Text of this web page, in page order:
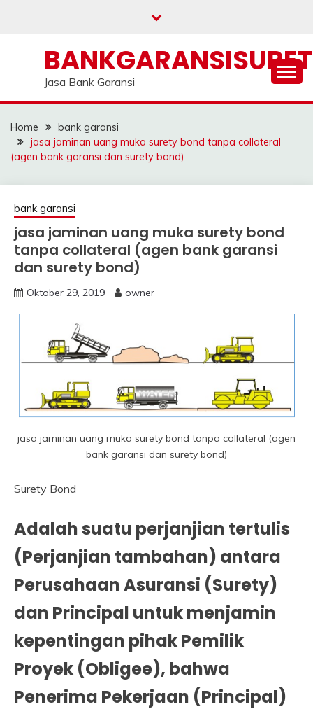
Jasa Bank Garansi
Home
bank garansi
jasa jaminan uang muka surety bond tanpa collateral
(agen bank garansi dan surety bond)
bank garansi
jasa jaminan uang muka surety bond
tanpa collateral (agen bank garansi
dan surety bond)
Oktober 29, 2019 owner
jasa jaminan uang muka surety bond tanpa collateral (agen
bank garansi dan surety bond)
Surety Bond
Adalah suatu perjanjian tertulis
(Perjanjian tambahan) antara
Perusahaan Asuransi (Surety)
dan Principal untuk menjamin
kepentingan pihak Pemilik
Proyek (Obligee), bahwa
Penerima Pekerjaan (Principal)